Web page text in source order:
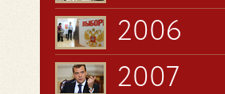
2006
2007